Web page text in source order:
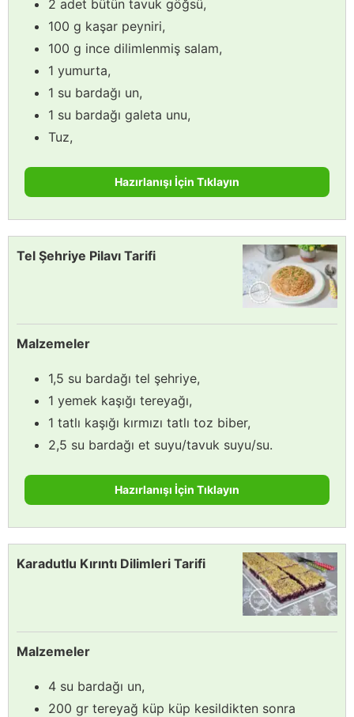
2 adet bütün tavuk göğsü,
100 g kaşar peyniri,
100 g ince dilimlenmiş salam,
1 yumurta,
1 su bardağı un,
1 su bardağı galeta unu,
Tuz,
Hazırlanışı İçin Tıklayın
Tel Şehriye Pilavı Tarifi
Malzemeler
1,5 su bardağı tel şehriye,
1 yemek kaşığı tereyağı,
1 tatlı kaşığı kırmızı tatlı toz biber,
2,5 su bardağı et suyu/tavuk suyu/su.
Hazırlanışı İçin Tıklayın
Karadutlu Kırıntı Dilimleri Tarifi
Malzemeler
4 su bardağı un,
200 gr tereyağ küp küp kesildikten sonra